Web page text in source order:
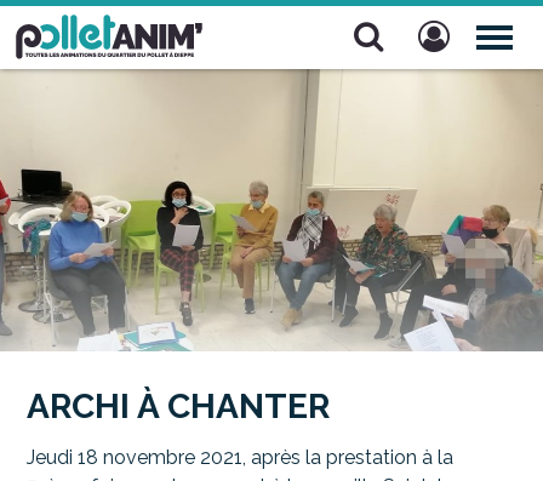
Pollet Anim'
ARCHI À CHANTER
Jeudi 18 novembre 2021, après la prestation à la